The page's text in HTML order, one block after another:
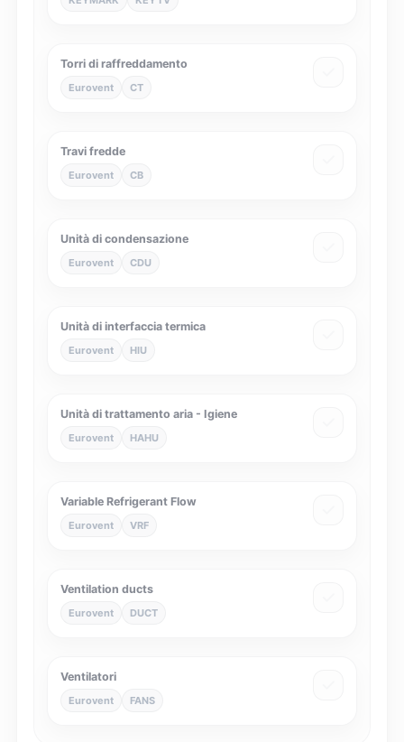
Torri di raffreddamento
Eurovent CT
Travi fredde
Eurovent CB
Unità di condensazione
Eurovent CDU
Unità di interfaccia termica
Eurovent HIU
Unità di trattamento aria - Igiene
Eurovent HAHU
Variable Refrigerant Flow
Eurovent VRF
Ventilation ducts
Eurovent DUCT
Ventilatori
Eurovent FANS